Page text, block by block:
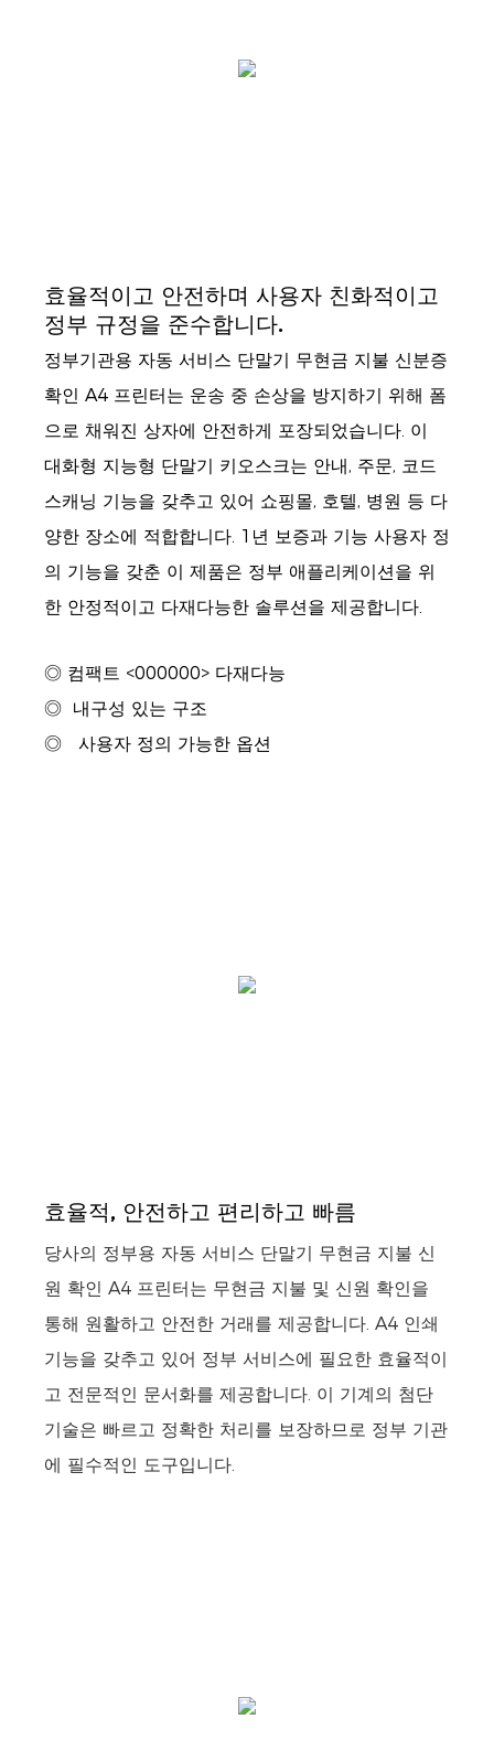
효율적이고 안전하며 사용자 친화적이고
정부 규정을 준수합니다.
정부기관용 자동 서비스 단말기 무현금 지불 신분증
확인 A4 프린터는 운송 중 손상을 방지하기 위해 폼
으로 채워진 상자에 안전하게 포장되었습니다. 이
대화형 지능형 단말기 키오스크는 안내, 주문, 코드
스캐닝 기능을 갖추고 있어 쇼핑몰, 호텔, 병원 등 다
양한 장소에 적합합니다. 1년 보증과 기능 사용자 정
의 기능을 갖춘 이 제품은 정부 애플리케이션을 위
한 안정적이고 다재다능한 솔루션을 제공합니다.
◎ 컴팩트 <000000> 다재다능
◎ 내구성 있는 구조
◎
사용자 정의 가능한 옵션
효율적, 안전하고 편리하고 빠름
당사의 정부용 자동 서비스 단말기 무현금 지불 신
원 확인 A4 프린터는 무현금 지불 및 신원 확인을
통해 원활하고 안전한 거래를 제공합니다. A4 인쇄
기능을 갖추고 있어 정부 서비스에 필요한 효율적이
고 전문적인 문서화를 제공합니다. 이 기계의 첨단
기술은 빠르고 정확한 처리를 보장하므로 정부 기관
에 필수적인 도구입니다.